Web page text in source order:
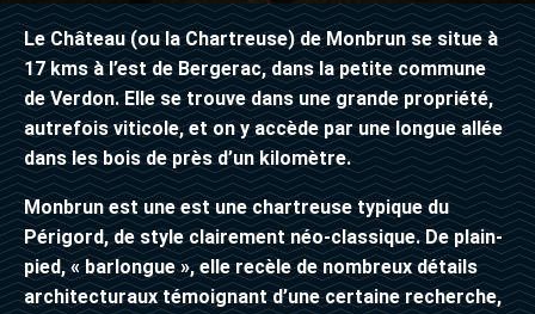
Le Château (ou la Chartreuse) de Monbrun se situe à
17 kms à l’est de Bergerac, dans la petite commune
de Verdon.Elle se trouve dans une grande propriété,
autrefois viticole, et on y accède par une longue allée
dans les bois de près d’un kilomètre.
Monbrun est une est une chartreuse typique du
Périgord, de style clairement néo-classique. De plain-
pied, « barlongue », elle recèle de nombreux détails
architecturaux témoignant d’une certaine recherche,